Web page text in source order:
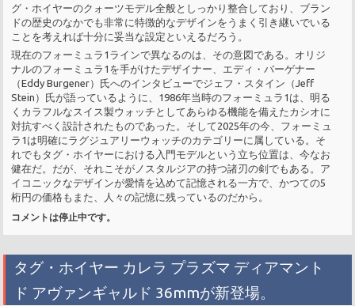
グ・ホイヤーのクォーツモデル全般としっかり整合しており、ブラン
ドの歴史のなかでも非常に特徴的なデザインをうまく引き継いでいる
ことを考えれば十分に妥当な設定といえるだろう。
現在のフォーミュラ1ラインで異なるのは、その意図である。オリジ
ナルのフォーミュラ1を手がけたデザイナー、エディ・バーゲナー
（Eddy Burgener）氏へのインタビューでジェフ・スタイン（Jeff
Stein）氏が語っているように、1986年当時のフォーミュラ1は、明る
くカラフルなスイス製ウォッチとしてあらゆる機能を備えたカシオに
対抗すべく設計されたものであった。そして2025年の今、フォーミュ
ラ1は明確にラグジュアリーウォッチのカテゴリーに属している。そ
れでもタグ・ホイヤーにおける入門モデルという立ち位置は、今なお
健在だ。だが、それこそがノスタルジアの持つ諸刃の剣でもある。ア
イコニックなデザインが愛情を込めて記憶される一方で、かつての5
桁円の価格もまた、人々の記憶に残っているのだから。
コメントは停止中です。
タグ・ホイヤー カレラ プラズマ ディアマント
ド アヴァンギャルド 36mmが新登場。